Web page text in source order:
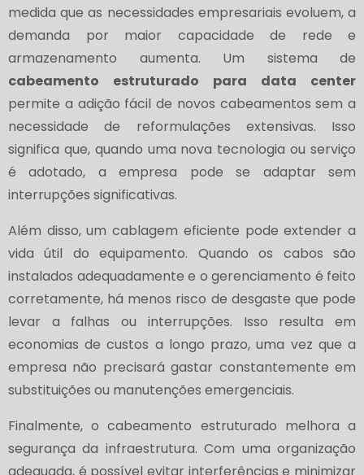
medida que as necessidades empresariais evoluem, a
demanda por maior capacidade de rede e
armazenamento aumenta. Um sistema de
cabeamento estruturado para data center
permite a adição fácil de novos cabeamentos sem a
necessidade de reformulações extensivas. Isso
significa que, quando uma nova tecnologia ou serviço
é adotado, a empresa pode se adaptar sem
interrupções significativas.
Além disso, um cablagem eficiente pode extender a
vida útil do equipamento. Quando os cabos são
instalados adequadamente e o gerenciamento é feito
corretamente, há menos risco de desgaste que pode
levar a falhas ou interrupções. Isso resulta em
economias de custos a longo prazo, uma vez que a
empresa não precisará gastar constantemente em
substituições ou manutenções emergenciais.
Finalmente, o cabeamento estruturado melhora a
segurança da infraestrutura. Com uma organização
adequada, é possível evitar interferências e minimizar